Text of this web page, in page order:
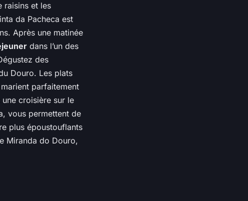
raisins et les
da Pacheca est
Après une matinée
dans l’un des
des
Douro. Les plats
parfaitement
croisière sur le
vous permettent de
plus époustouflants
Miranda do Douro,